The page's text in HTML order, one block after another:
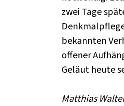
zwei Tage
bekannten
offener
Geläut heute
Matthias